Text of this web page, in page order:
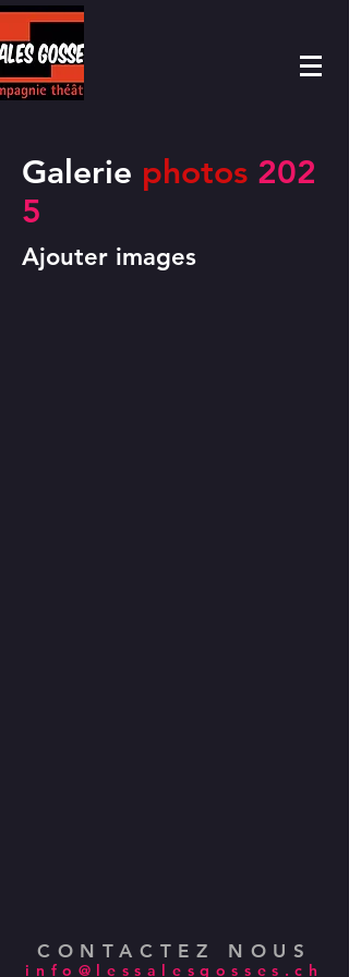
Galerie photos 202
5
Ajouter images
CONTACTEZ NOUS
info@lessalesgosses.ch